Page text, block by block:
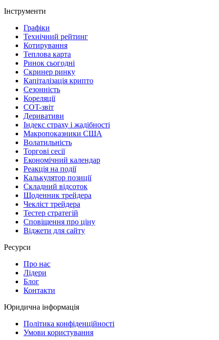
Інструменти
Графіки
Технічний рейтинг
Котирування
Теплова карта
Ринок сьогодні
Скринер ринку
Капіталізація крипто
Сезонність
Кореляції
COT-звіт
Деривативи
Індекс страху і жадібності
Макропоказники США
Волатильність
Торгові сесії
Економічний календар
Реакція на події
Калькулятор позиції
Складний відсоток
Щоденник трейдера
Чекліст трейдера
Тестер стратегій
Сповіщення про ціну
Віджети для сайту
Ресурси
Про нас
Лідери
Блог
Контакти
Юридична інформація
Політика конфіденційності
Умови користування